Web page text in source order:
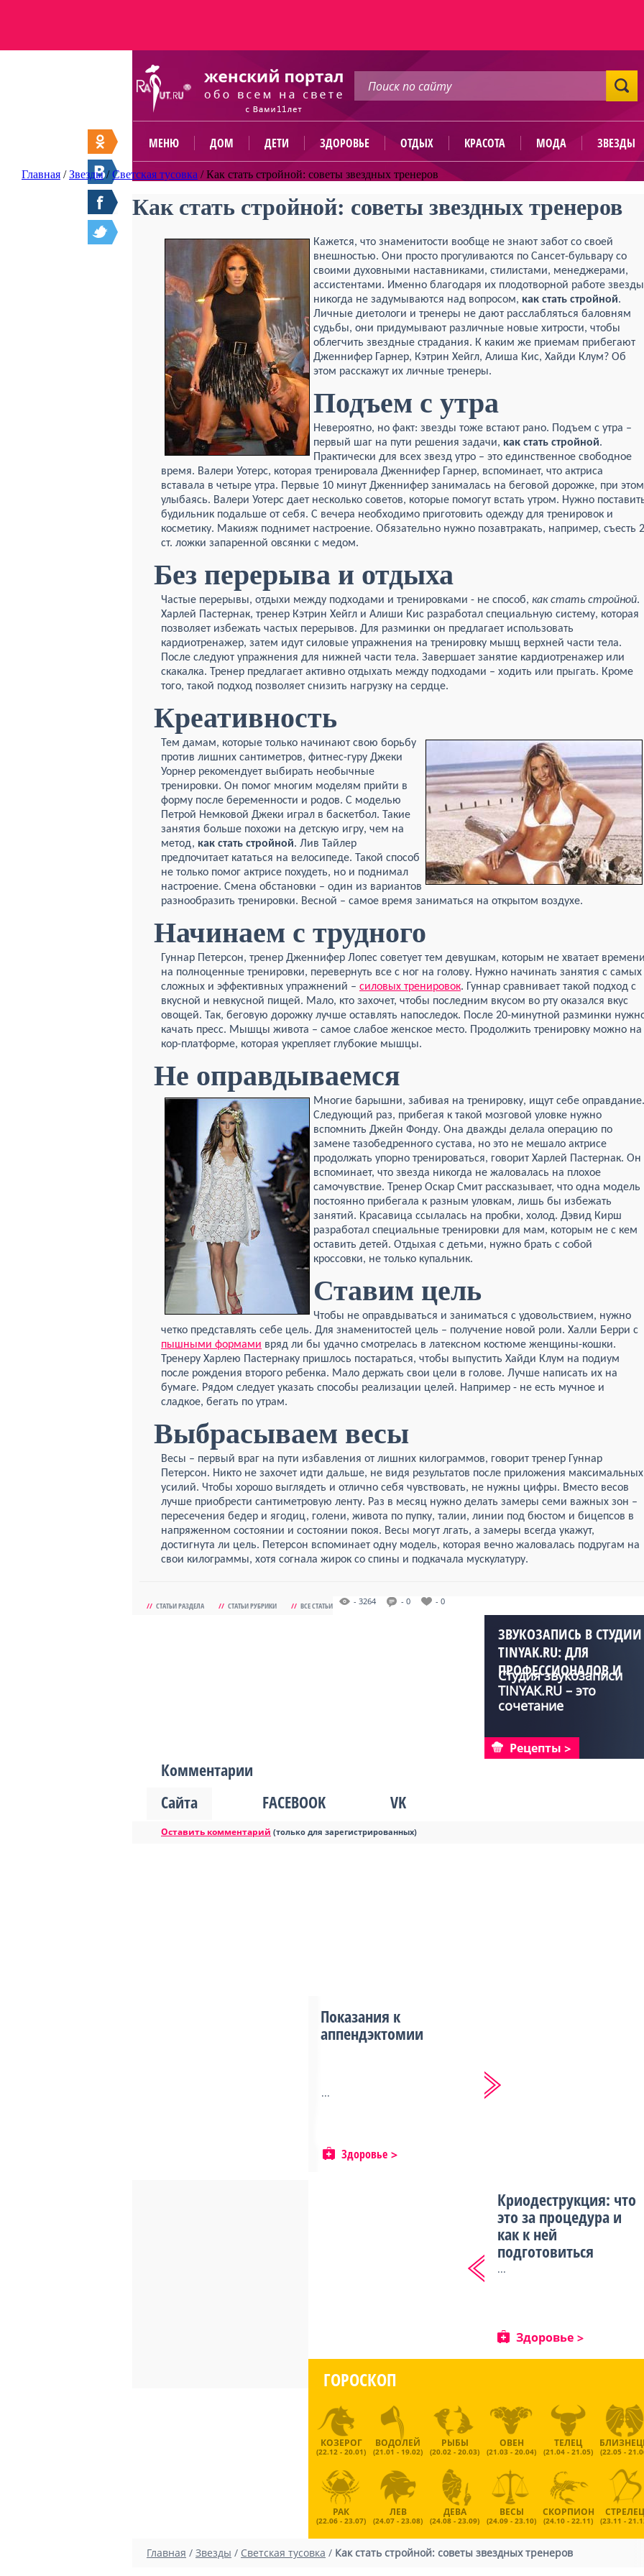
МЕНЮ ДОМ ДЕТИ ЗДОРОВЬЕ ОТДЫХ КРАСОТА МОДА ЗВЕЗДЫ
Главная /Звезды/Светская тусовка /Как стать стройной: советы звездных тренеров
Как стать стройной: советы звездных тренеров
Кажется, что знаменитости вообще не знают забот со своей
внешностью. Они просто прогуливаются по Сансет-бульвару со
своими духовными наставниками, стилистами, менеджерами,
ассистентами. Именно благодаря их плодотворной работе звезды
никогда не задумываются над вопросом, как стать стройной.
Личные диетологи и тренеры не дают расслабляться баловням
судьбы, они придумывают различные новые хитрости, чтобы
облегчить звездные страдания. К каким же приемам прибегают
Дженнифер Гарнер, Кэтрин Хейгл, Алиша Кис, Хайди Клум? Об
этом расскажут их личные тренеры.
Подъем с утра
Невероятно, но факт: звезды тоже встают рано. Подъем с утра –
первый шаг на пути решения задачи, как стать стройной.
Практически для всех звезд утро – это единственное свободное
время. Валери Уотерс, которая тренировала Дженнифер Гарнер, вспоминает, что актриса
вставала в четыре утра. Первые 10 минут Дженнифер занималась на беговой дорожке, при этом
улыбаясь. Валери Уотерс дает несколько советов, которые помогут встать утром. Нужно
будильник подальше от себя. С вечера необходимо приготовить одежду для тренировок и
косметику. Макияж поднимет настроение. Обязательно нужно позавтракать, например, съесть 2
ст. ложки запаренной овсянки с медом.
Без перерыва и отдыха
Частые перерывы, отдыхи между подходами и тренировками - не способ, как стать стройной.
Харлей Пастернак, тренер Кэтрин Хейгл и Алиши Кис разработал специальную систему, которая
позволяет избежать частых перерывов. Для разминки он предлагает использовать
кардиотренажер, затем идут силовые упражнения на тренировку мышц верхней части тела.
После следуют упражнения для нижней части тела. Завершает занятие кардиотренажер или
скакалка. Тренер предлагает активно отдыхать между подходами – ходить или прыгать. Кроме
того, такой подход позволяет снизить нагрузку на сердце.
Креативность
Тем дамам, которые только начинают свою борьбу
против лишних сантиметров, фитнес-гуру Джеки
Уорнер рекомендует выбирать необычные
тренировки. Он помог многим моделям прийти в
форму после беременности и родов. С моделью
Петрой Немковой Джеки играл в баскетбол. Такие
занятия больше похожи на детскую игру, чем на
метод, как стать стройной. Лив Тайлер
предпочитает кататься на велосипеде. Такой способ
не только помог актрисе похудеть, но и поднимал
настроение. Смена обстановки – один из вариантов
разнообразить тренировки. Весной – самое время заниматься на открытом воздухе.
Начинаем с трудного
Гуннар Петерсон, тренер Дженнифер Лопес советует тем девушкам, которым не хватает
на полноценные тренировки, перевернуть все с ног на голову. Нужно начинать занятия с самых
сложных и эффективных упражнений – силовых тренировок. Гуннар сравнивает такой подход с
вкусной и невкусной пищей. Мало, кто захочет, чтобы последним вкусом во рту оказался вкус
овощей. Так, беговую дорожку лучше оставлять напоследок. После 20-минутной разминки
качать пресс. Мышцы живота – самое слабое женское место. Продолжить тренировку можно на
кор-платформе, которая укрепляет глубокие мышцы.
Не оправдываемся
Многие барышни, забивая на тренировку, ищут себе оправдание.
Следующий раз, прибегая к такой мозговой уловке нужно
вспомнить Джейн Фонду. Она дважды делала операцию по
замене тазобедренного сустава, но это не мешало актрисе
продолжать упорно тренироваться, говорит Харлей Пастернак. Он
вспоминает, что звезда никогда не жаловалась на плохое
самочувствие. Тренер Оскар Смит рассказывает, что одна модель
постоянно прибегала к разным уловкам, лишь бы избежать
занятий. Красавица ссылалась на пробки, холод. Дэвид Кирш
разработал специальные тренировки для мам, которым не с кем
оставить детей. Отдыхая с детьми, нужно брать с собой
кроссовки, не только купальник.
Ставим цель
Чтобы не оправдываться и заниматься с удовольствием, нужно
четко представлять себе цель. Для знаменитостей цель – получение новой роли. Халли Берри с
пышными формами вряд ли бы удачно смотрелась в латексном костюме женщины-кошки.
Тренеру Харлею Пастернаку пришлось постараться, чтобы выпустить Хайди Клум на подиум
после рождения второго ребенка. Мало держать свои цели в голове. Лучше написать их на
бумаге. Рядом следует указать способы реализации целей. Например - не есть мучное и
сладкое, бегать по утрам.
Выбрасываем весы
Весы – первый враг на пути избавления от лишних килограммов, говорит тренер Гуннар
Петерсон. Никто не захочет идти дальше, не видя результатов после приложения максимальных
усилий. Чтобы хорошо выглядеть и отлично себя чувствовать, не нужны цифры. Вместо весов
лучше приобрести сантиметровую ленту. Раз в месяц нужно делать замеры семи важных зон –
пересечения бедер и ягодиц, голени, живота по пупку, талии, линии под бюстом и бицепсов в
напряженном состоянии и состоянии покоя. Весы могут лгать, а замеры всегда укажут,
достигнута ли цель. Петерсон вспоминает одну модель, которая вечно жаловалась подругам на
свои килограммы, хотя согнала жирок со спины и подкачала мускулатуру.
// СТАТЬИ РАЗДЕЛА // СТАТЬИ РУБРИКИ // ВСЕ СТАТЬИ - 3264 - 0 - 0
ЗВУКОЗАПИСЬ В СТУДИИ
TINYAK.RU: ДЛЯ
ПРОФЕССИОНАЛОВ И
АМАТОРОВ
Студия звукозаписи
TINYAK.RU – это
сочетание
Рецепты
Комментарии
Сайта
FACEBOOK VK
Оставить комментарий (только для зарегистрированных)
Показания к
аппендэктомии
...
Здоровье
Криодеструкция: что
это за процедура и
как к ней
подготовиться
...
Здоровье
ГОРОСКОП
КОЗЕРОГ
(22.12 - 20.01)
ВОДОЛЕЙ
(21.01 - 19.02)
РЫБЫ
(20.02 - 20.03)
ОВЕН
(21.03 - 20.04)
ТЕЛЕЦ
(21.04 - 21.05) (22.05 -
РАК
(22.06 - 23.07)
ЛЕВ
(24.07 - 23.08)
ДЕВА
(24.08 - 23.09)
ВЕСЫ
(24.09 - 23.10)
СКОРПИОН
(24.10 - 22.11)
СТРЕЛЕЦ
(23.11 -
Главная / Звезды / Светская тусовка / Как стать стройной: советы звездных тренеров